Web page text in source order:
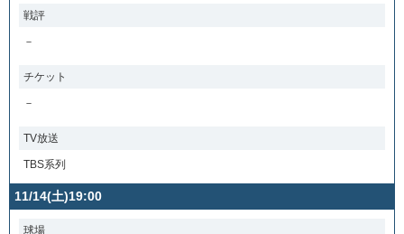
戦評
－
チケット
－
TV放送
TBS系列
11/14(土)19:00
球場